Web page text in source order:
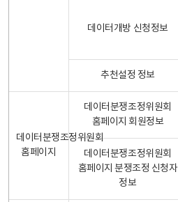
데이터개방 신청정보
추천설정 정보
데이터분쟁조정위원회
홈페이지
데이터분쟁조정위원회
홈페이지 회원정보
데이터분쟁조정위원회
홈페이지 분쟁조정 신청자
정보